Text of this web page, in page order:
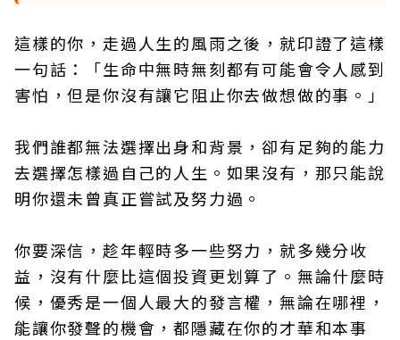
這樣的你，走過人生的風雨之後，就印證了這樣
一句話：「生命中無時無刻都有可能會令人感到
害怕，但是你沒有讓它阻止你去做想做的事。」
我們誰都無法選擇出身和背景，卻有足夠的能力
去選擇怎樣過自己的人生。如果沒有，那只能說
明你還未曾真正嘗試及努力過。
你要深信，趁年輕時多一些努力，就多幾分收
益，沒有什麼比這個投資更划算了。無論什麼時
候，優秀是一個人最大的發言權，無論在哪裡，
能讓你發聲的機會，都隱藏在你的才華和本事